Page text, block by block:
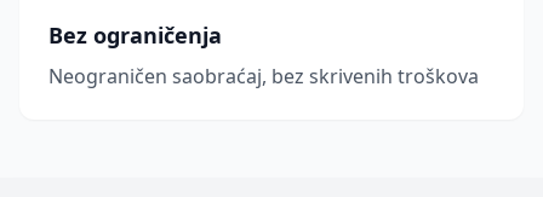
Bez ograničenja
Neograničen saobraćaj, bez skrivenih troškova